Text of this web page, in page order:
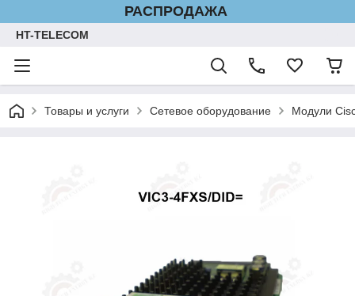
РАСПРОДАЖА
HT-TELECOM
Товары и услуги Сетевое оборудование Модули